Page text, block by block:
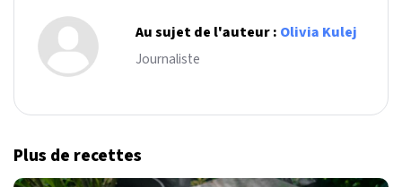
Au sujet de l'auteur : Olivia Kulej
Journaliste
Plus de recettes